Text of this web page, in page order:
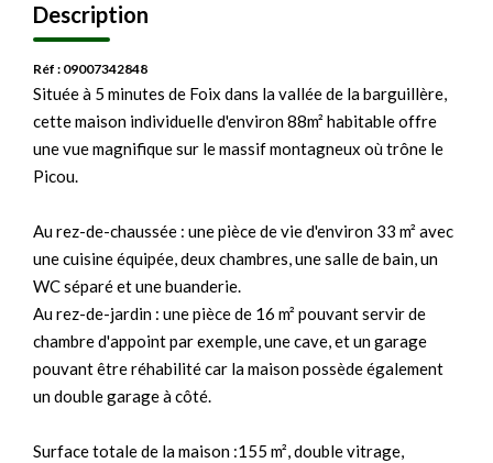
Description
Réf : 09007342848
Située à 5 minutes de Foix dans la vallée de la barguillère,
cette maison individuelle d'environ 88m² habitable offre
une vue magnifique sur le massif montagneux où trône le
Picou.
Au rez-de-chaussée : une pièce de vie d'environ 33 m² avec
une cuisine équipée, deux chambres, une salle de bain, un
WC séparé et une buanderie.
Au rez-de-jardin : une pièce de 16 m² pouvant servir de
chambre d'appoint par exemple, une cave, et un garage
pouvant être réhabilité car la maison possède également
un double garage à côté.
Surface totale de la maison :155 m², double vitrage,